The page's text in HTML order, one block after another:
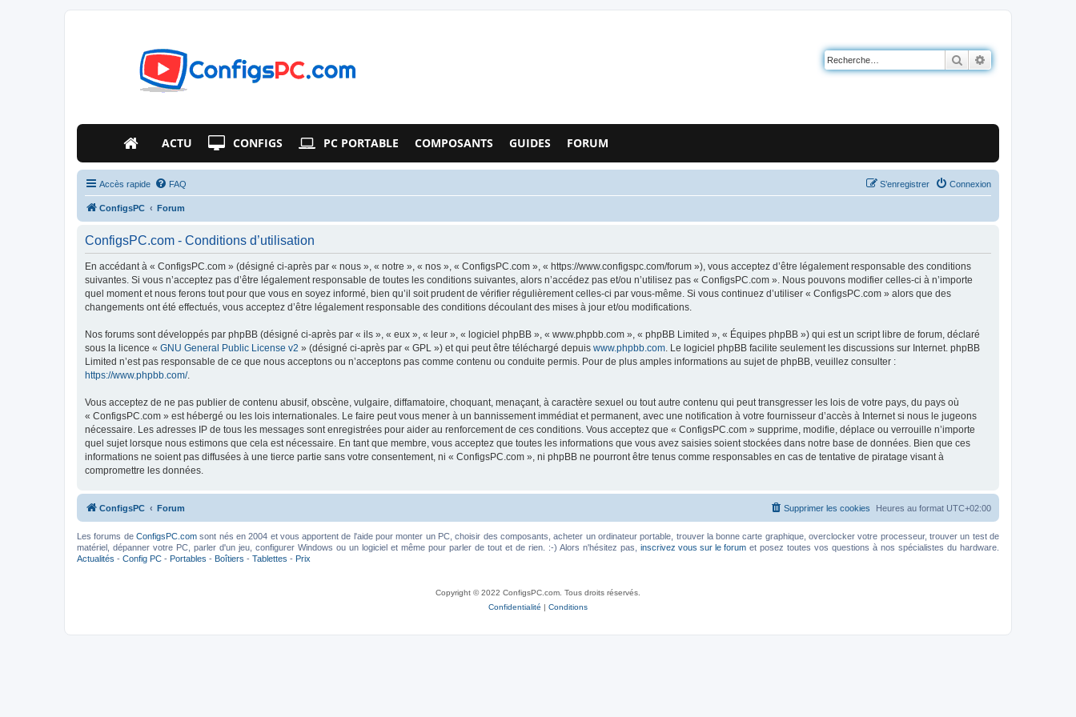
Rechercher
ACTU CONFIGS PC PORTABLE COMPOSANTS GUIDES FORUM
Accès rapide FAQ Connexion
S’enregistrer
ConfigsPC Forum
ConfigsPC.com - Conditions d’utilisation
En accédant à « ConfigsPC.com » (désigné ci-après par « nous », « notre », « nos », « ConfigsPC.com », « https://www.configspc.com/forum »), vous acceptez d’être légalement responsable des conditions
suivantes. Si vous n’acceptez pas d’être légalement responsable de toutes les conditions suivantes, alors n’accédez pas et/ou n’utilisez pas « ConfigsPC.com ». Nous pouvons modifier celles-ci à n’importe
quel moment et nous ferons tout pour que vous en soyez informé, bien qu’il soit prudent de vérifier régulièrement celles-ci par vous-même. Si vous continuez d’utiliser « ConfigsPC.com » alors que des
changements ont été effectués, vous acceptez d’être légalement responsable des conditions découlant des mises à jour et/ou modifications.
Nos forums sont développés par phpBB (désigné ci-après par « ils », « eux », « leur », « logiciel phpBB », « www.phpbb.com », « phpBB Limited », « Équipes phpBB ») qui est un script libre de forum, déclaré
sous la licence « GNU General Public License v2 » (désigné ci-après par « GPL ») et qui peut être téléchargé depuis www.phpbb.com. Le logiciel phpBB facilite seulement les discussions sur Internet. phpBB
Limited n’est pas responsable de ce que nous acceptons ou n’acceptons pas comme contenu ou conduite permis. Pour de plus amples informations au sujet de phpBB, veuillez consulter :
https://www.phpbb.com/.
Vous acceptez de ne pas publier de contenu abusif, obscène, vulgaire, diffamatoire, choquant, menaçant, à caractère sexuel ou tout autre contenu qui peut transgresser les lois de votre pays, du pays où
« ConfigsPC.com » est hébergé ou les lois internationales. Le faire peut vous mener à un bannissement immédiat et permanent, avec une notification à votre fournisseur d’accès à Internet si nous le jugeons
nécessaire. Les adresses IP de tous les messages sont enregistrées pour aider au renforcement de ces conditions. Vous acceptez que « ConfigsPC.com » supprime, modifie, déplace ou verrouille n’importe
quel sujet lorsque nous estimons que cela est nécessaire. En tant que membre, vous acceptez que toutes les informations que vous avez saisies soient stockées dans notre base de données. Bien que ces
informations ne soient pas diffusées à une tierce partie sans votre consentement, ni « ConfigsPC.com », ni phpBB ne pourront être tenus comme responsables en cas de tentative de piratage visant à
compromettre les données.
ConfigsPC Forum Heures au format UTC+02:00
Supprimer les cookies
Les forums de ConfigsPC.comsont nés en 2004 et vous apportent de l'aide pour monter un PC, choisir des composants, acheter un ordinateur portable, trouver la bonne carte graphique, overclocker votre processeur, trouver un test de
matériel, dépanner votre PC, parler d'un jeu, configurer Windows ou un logiciel et même pour parler de tout et de rien. :-) Alors n'hésitez pas, inscrivez vous sur le forum et posez toutes vos questions à nos spécialistes du hardware.
Actualités - Config PC - Portables - Boîtiers - Tablettes - Prix
Copyright © 2022 ConfigsPC.com. Tous droits réservés.
Confidentialité | Conditions